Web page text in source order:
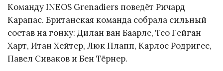
Команду INEOS Grenadiers поведёт Ричард
Карапас. Британская команда собрала сильный
состав на гонку: Дилан ван Баарле, Тео Гейган
Харт, Итан Хейтер, Люк Плапп, Карлос Родригес,
Павел Сиваков и Бен Тёрнер.